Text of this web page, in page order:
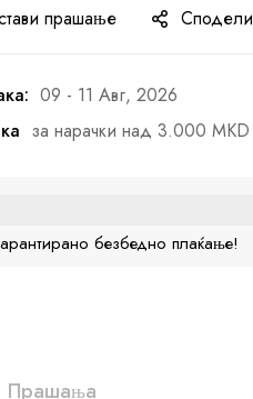
прашање Сподели
09 - 11 Авг, 2026
за нарачки над 3.000 MKD
безбедно плаќање!
Прашања